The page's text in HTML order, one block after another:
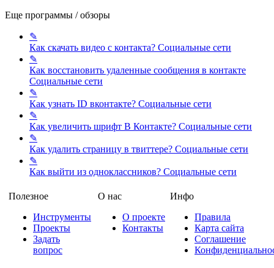
Еще программы / обзоры
✎
Как скачать видео с контакта? Социальные сети
✎
Как восстановить удаленные сообщения в контакте
Социальные сети
✎
Как узнать ID вконтакте? Социальные сети
✎
Как увеличить шрифт В Контакте? Социальные сети
✎
Как удалить страницу в твиттере? Социальные сети
✎
Как выйти из одноклассников? Социальные сети
Полезное
Инструменты
Проекты
Задать
вопрос
О нас
О проекте
Контакты
Инфо
Правила
Карта сайта
Соглашение